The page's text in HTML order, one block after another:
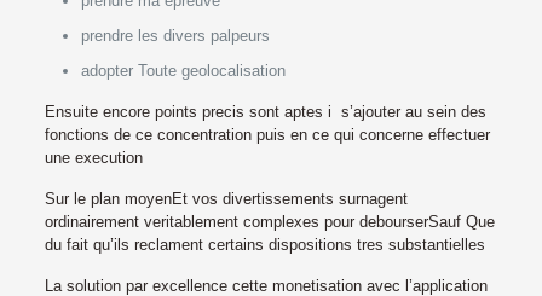
prendre les divers palpeurs
adopter Toute geolocalisation
Ensuite encore points precis sont aptes i s’ajouter au sein des
fonctions de ce concentration puis en ce qui concerne effectuer
une execution
Sur le plan moyenEt vos divertissements surnagent
ordinairement veritablement complexes pour debourserSauf Que
du fait qu’ils reclament certains dispositions tres substantielles
La solution par excellence cette monetisation avec l’application